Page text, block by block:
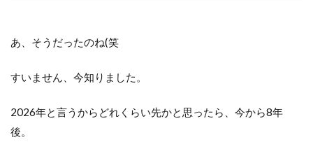
あ、そうだったのね(笑
すいません、今知りました。
2026年と言うからどれくらい先かと思ったら、今から8年
後。